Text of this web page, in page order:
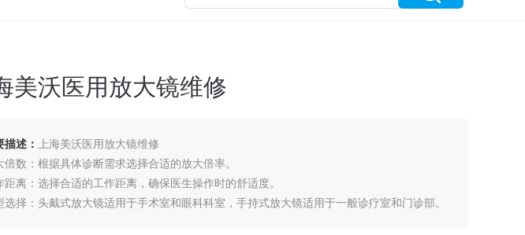
美沃医用放大镜维修
描述：
上海美沃医用放大镜维修
倍数：根据具体诊断需求选择合适的放大倍率。
距离：选择合适的工作距离，确保医生操作时的舒适度。
选择：头戴式放大镜适用于手术室和眼科科室，手持式放大镜适用于一般诊疗室和门诊部。